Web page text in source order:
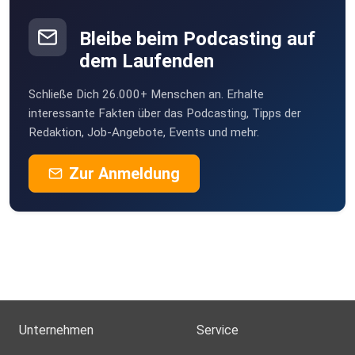
Hochglanz-Parolen, sondern um echte
Geschichten, klare Analysen und ehrliche
Bleibe beim Podcasting auf
dem Laufenden
Schließe Dich 26.000+ Menschen an. Erhalte
interessante Fakten über das Podcasting, Tipps der
Redaktion, Job-Angebote, Events und mehr.
Zur Anmeldung
Unternehmen Service